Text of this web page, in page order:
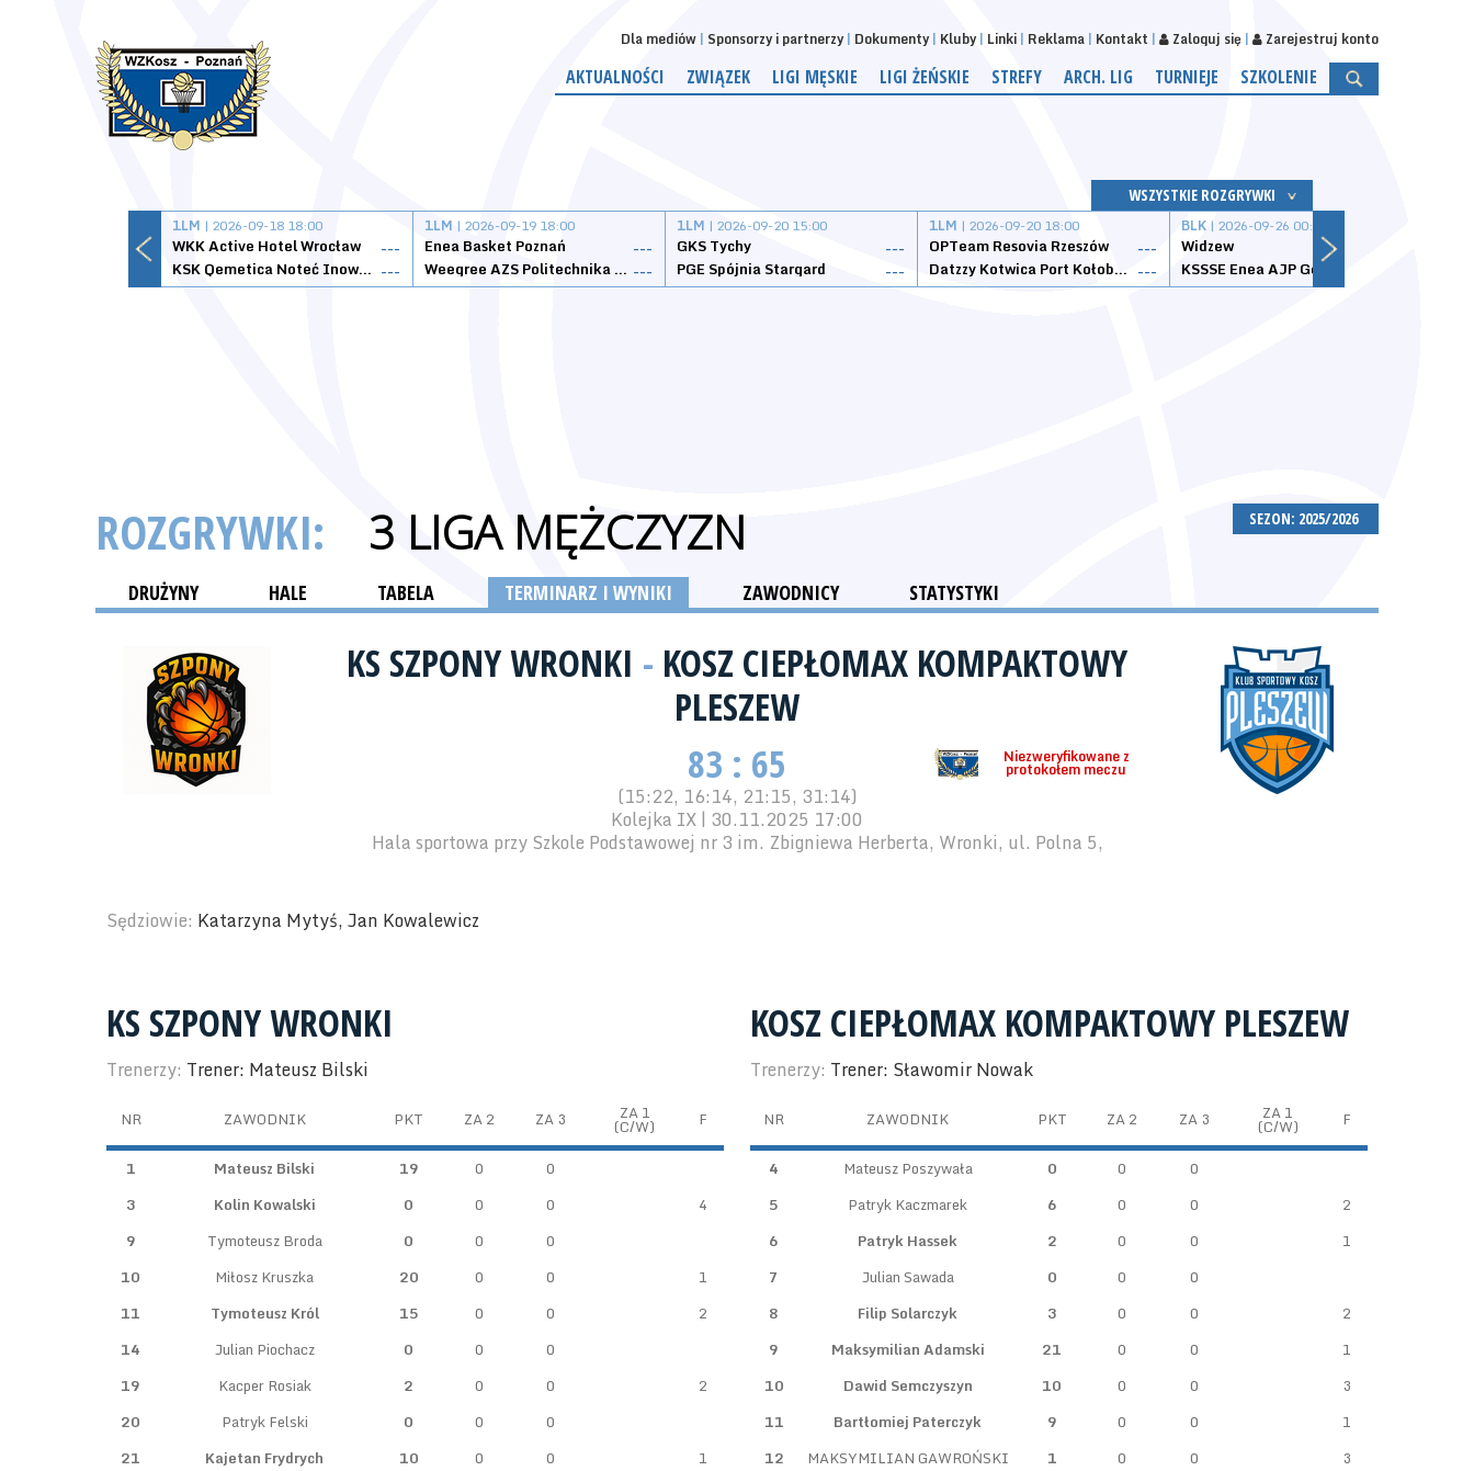
Dla mediów Sponsorzy i partnerzy Dokumenty Kluby Linki Reklama Kontakt Zaloguj się Zarejestruj konto
AKTUALNOŚCI ZWIĄZEK LIGI MĘSKIE LIGI ŻEŃSKIE STREFY ARCH. LIG TURNIEJE SZKOLENIE
WSZYSTKIE ROZGRYWKI
1LM | 2026-09-18 18:00
WKK Active Hotel Wrocław
---
KSK Qemetica Noteć Inowrocław ---
1LM | 2026-09-19 18:00
Enea Basket Poznań
---
Weegree AZS Politechnika Opolska ---
1LM | 2026-09-20 15:00
GKS Tychy
---
PGE Spójnia Stargard
---
1LM | 2026-09-20 18:00
OPTeam Resovia Rzeszów
---
Datzzy Kotwica Port Kołobrzeg ---
BLK | 2026-09-26 00:00
Widzew
SEZON: 2025/2026
ROZGRYWKI: 3 LIGA MĘŻCZYZN
DRUŻYNY HALE TABELA TERMINARZ I WYNIKI ZAWODNICY STATYSTYKI
KS SZPONY WRONKI - KOSZ CIEPŁOMAX KOMPAKTOWY
PLESZEW
Niezweryfikowane z
protokołem meczu
83 : 65
(15:22, 16:14, 21:15, 31:14)
Kolejka IX | 30.11.2025 17:00
Hala sportowa przy Szkole Podstawowej nr 3 im. Zbigniewa Herberta, Wronki, ul. Polna 5,
Sędziowie: Katarzyna Mytyś, Jan Kowalewicz
KS SZPONY WRONKI
Trenerzy: Trener: Mateusz Bilski
NR ZAWODNIK PKT ZA 2 ZA 3 ZA 1
(C/W) F
1 Mateusz Bilski 19 0
0
3
Kolin Kowalski 0 0 0
4
9
Tymoteusz Broda 0 0
0
10
Miłosz Kruszka 20 0 0
1
11
Tymoteusz Król 15 0 0
2
14
Julian Piochacz 0 0
0
19
Kacper Rosiak 2 0 0
2
20
Patryk Felski 0 0
0
21
Kajetan Frydrych 10 0 0
1
KOSZ CIEPŁOMAX KOMPAKTOWY PLESZEW
Trenerzy: Trener: Sławomir Nowak
NR ZAWODNIK PKT ZA 2 ZA 3 ZA 1
(C/W) F
4 Mateusz Poszywała 0 0
0
5
Patryk Kaczmarek 6 0 0
2
6
Patryk Hassek 2 0 0
1
7
Julian Sawada 0 0
0
8
Filip Solarczyk 3 0 0
2
9
Maksymilian Adamski 21 0 0
1
10
Dawid Semczyszyn 10 0 0
3
11
Bartłomiej Paterczyk 9 0 0
1
12
MAKSYMILIAN GAWROŃSKI 1 0 0
3